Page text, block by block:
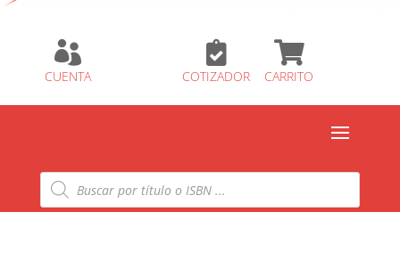

CUENTA

COTIZADOR

CARRITO
Búsqueda
de
productos